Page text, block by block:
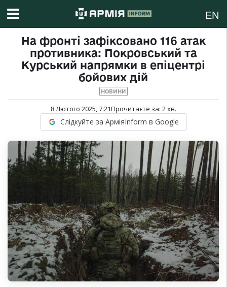
EN
На фронті зафіксовано 116 атак
противника: Покровський та
Курський напрямки в епіцентрі
бойових дій
НОВИНИ
8 Лютого 2025, 7:21Прочитаєте за: 2хв.
Слідкуйте за АрміяInform в Google